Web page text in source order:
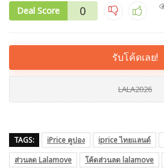
Deal Score 0
รับโค้ดเลย!
LALA2026
TAGS: iPrice คูปอง iprice ไทยแลนด์
ส่วนลด Lalamove
โค้ดส่วนลด lalamove